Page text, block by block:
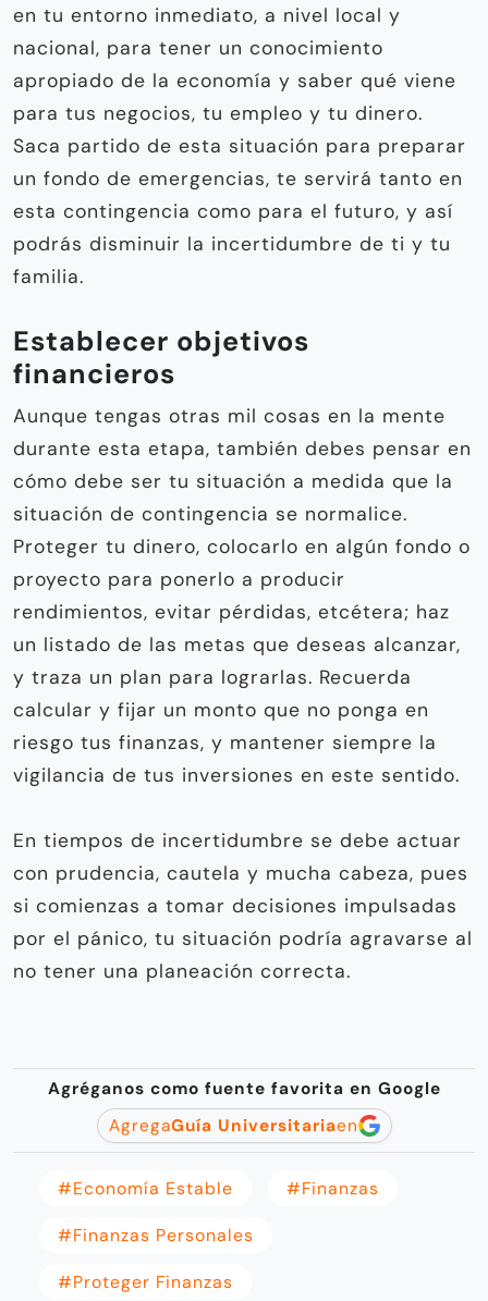
en tu entorno inmediato, a nivel local y
nacional, para tener un conocimiento
apropiado de la economía y saber qué viene
para tus negocios, tu empleo y tu dinero.
Saca partido de esta situación para preparar
un fondo de emergencias, te servirá tanto en
esta contingencia como para el futuro, y así
podrás disminuir la incertidumbre de ti y tu
familia.
Establecer objetivos
financieros
Aunque tengas otras mil cosas en la mente
durante esta etapa, también debes pensar en
cómo debe ser tu situación a medida que la
situación de contingencia se normalice.
Proteger tu dinero, colocarlo en algún fondo o
proyecto para ponerlo a producir
rendimientos, evitar pérdidas, etcétera; haz
un listado de las metas que deseas alcanzar,
y traza un plan para lograrlas. Recuerda
calcular y fijar un monto que no ponga en
riesgo tus finanzas, y mantener siempre la
vigilancia de tus inversiones en este sentido.
En tiempos de incertidumbre se debe actuar
con prudencia, cautela y mucha cabeza, pues
si comienzas a tomar decisiones impulsadas
por el pánico, tu situación podría agravarse al
no tener una planeación correcta.
Agréganos como fuente favorita en Google
AgregaGuía Universitariaen
#economía Estable #Finanzas
#Finanzas Personales
#proteger Finanzas